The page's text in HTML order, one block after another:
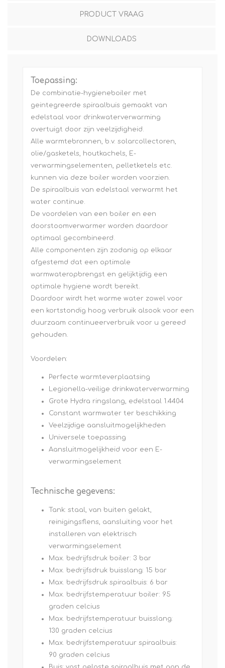
PRODUCT VRAAG
DOWNLOADS
Toepassing:
De combinatie-hygieneboiler met
geintegreerde spiraalbuis gemaakt van
edelstaal voor drinkwaterverwarming
overtuigt door zijn veelzijdigheid.
Alle warmtebronnen, b.v. solarcollectoren,
olie/gasketels, houtkachels, E-
verwarmingselementen, pelletketels etc.
kunnen via deze boiler worden voorzien.
De spiraalbuis van edelstaal verwarmt het
water continue.
De voordelen van een boiler en een
doorstoomverwarmer worden daardoor
optimaal gecombineerd.
Alle componenten zijn zodanig op elkaar
afgestemd dat een optimale
warmwateropbrengst en gelijktijdig een
optimale hygiene wordt bereikt.
Daardoor wirdt het warme water zowel voor
een kortstondig hoog verbruik alsook voor een
duurzaam continueerverbruik voor u gereed
gehouden.
Voordelen:
Perfecte warmteverplaatsing
Legionella-veilige drinkwaterverwarming
Grote Hydra ringslang, edelstaal 1.4404
Constant warmwater ter beschikking
Veelzijdige aansluitmogelijkheden
Universele toepassing
Aansluitmogelijkheid voor een E-
verwarmingselement
Technische gegevens:
Tank: staal, van buiten gelakt,
reinigingsflens, aansluiting voor het
installeren van elektrisch
verwarmingselement
Max. bedrijfsdruk boiler: 3 bar
Max. bedrijfsdruk buisslang: 15 bar
Max. bedrijfsdruk spiraalbuis: 6 bar
Max. bedrijfstemperatuur boiler: 95
graden celcius
Max. bedrijfstemperatuur buisslang:
130 graden celcius
Max. bedrijfstemperatuur spiraalbuis:
90 graden celcius